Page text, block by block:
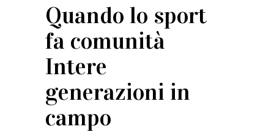
Quando lo sport
fa comunità
Intere
generazioni in
campo